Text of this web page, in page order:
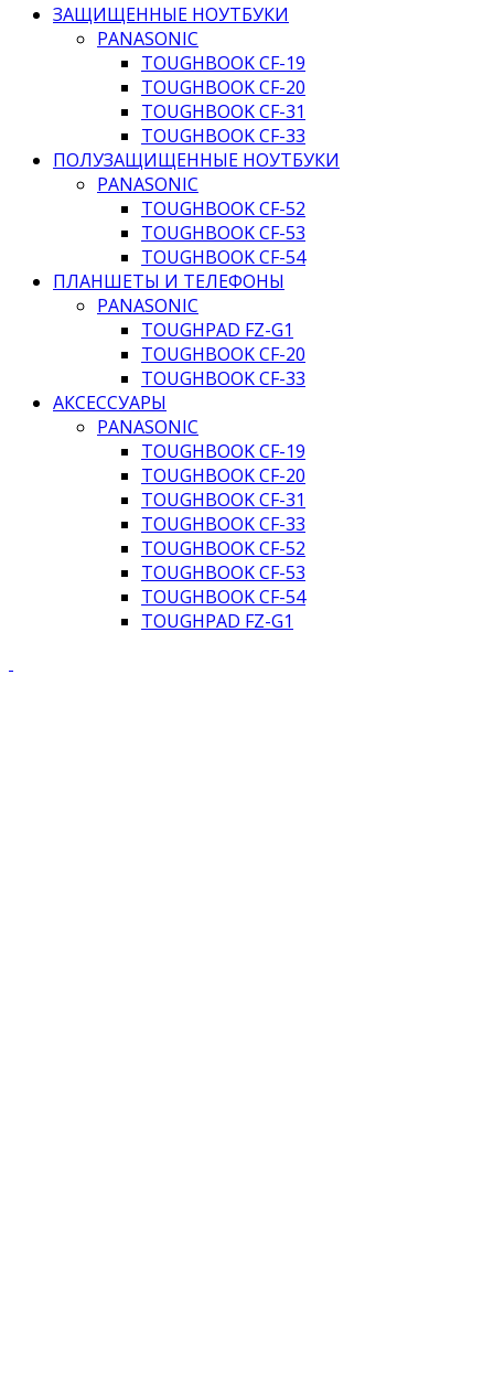
ЗАЩИЩЕННЫЕ НОУТБУКИ
PANASONIC
TOUGHBOOK CF-19
TOUGHBOOK CF-20
TOUGHBOOK CF-31
TOUGHBOOK CF-33
ПОЛУЗАЩИЩЕННЫЕ НОУТБУКИ
PANASONIC
TOUGHBOOK CF-52
TOUGHBOOK CF-53
TOUGHBOOK CF-54
ПЛАНШЕТЫ И ТЕЛЕФОНЫ
PANASONIC
TOUGHPAD FZ-G1
TOUGHBOOK CF-20
TOUGHBOOK CF-33
АКСЕССУАРЫ
PANASONIC
TOUGHBOOK CF-19
TOUGHBOOK CF-20
TOUGHBOOK CF-31
TOUGHBOOK CF-33
TOUGHBOOK CF-52
TOUGHBOOK CF-53
TOUGHBOOK CF-54
TOUGHPAD FZ-G1